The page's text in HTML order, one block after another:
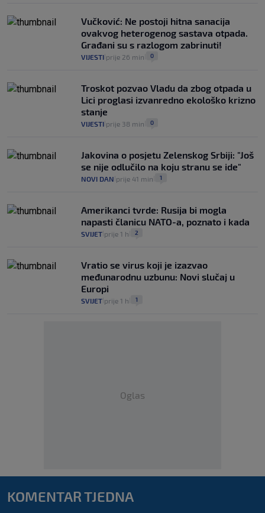
Vučković: Ne postoji hitna sanacija
ovakvog heterogenog sastava otpada.
Građani su s razlogom zabrinuti!
VIJESTI prije 26 min 0
Troskot pozvao Vladu da zbog otpada u
Lici proglasi izvanredno ekološko krizno
stanje
VIJESTI prije 38 min 0
Jakovina o posjetu Zelenskog Srbiji: "Još
se nije odlučilo na koju stranu se ide"
NOVI DAN prije 41 min 1
Amerikanci tvrde: Rusija bi mogla
napasti članicu NATO-a, poznato i kada
SVIJET prije 1 h 2
Vratio se virus koji je izazvao
međunarodnu uzbunu: Novi slučaj u
Europi
SVIJET prije 1 h 1
Oglas
KOMENTAR TJEDNA